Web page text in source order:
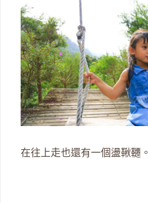
在往上走也還有一個盪鞦韆。